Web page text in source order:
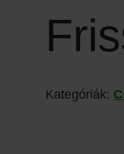
Kategóriák: